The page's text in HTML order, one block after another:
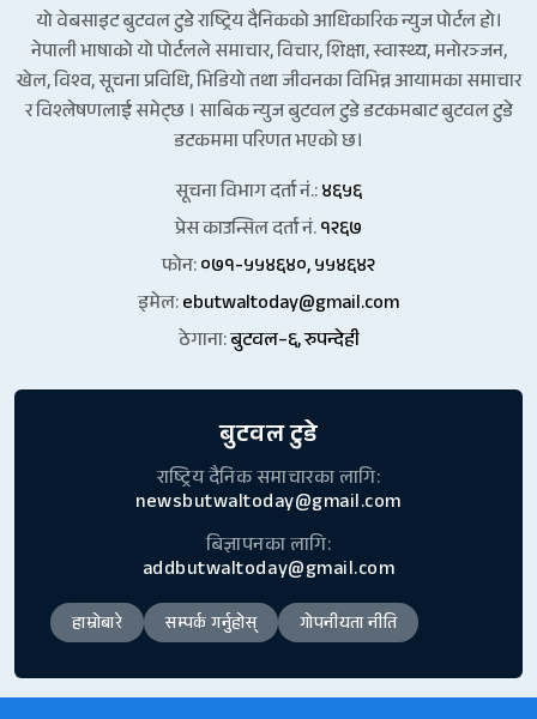
यो वेबसाइट बुटवल टुडे राष्ट्रिय दैनिकको आधिकारिक न्युज पोर्टल हो।
नेपाली भाषाको यो पोर्टलले समाचार, विचार, शिक्षा, स्वास्थ्य, मनोरञ्जन,
खेल, विश्व, सूचना प्रविधि, भिडियो तथा जीवनका विभिन्न आयामका समाचार
र विश्लेषणलाई समेट्छ । साबिक न्युज बुटवल टुडे डटकमबाट बुटवल टुडे
डटकममा परिणत भएको छ।
सूचना विभाग दर्ता नं.:४६५६
प्रेस काउन्सिल दर्ता नं.१२६७
फोन:०७१-५५४६४०, ५५४६४२
इमेल:ebutwaltoday@gmail.com
ठेगाना:बुटवल–६, रुपन्देही
बुटवल टुडे
राष्ट्रिय दैनिक समाचारका लागि:
newsbutwaltoday@gmail.com
बिज्ञापनका लागि:
addbutwaltoday@gmail.com
हाम्रोबारे सम्पर्क गर्नुहोस् गोपनीयता नीति